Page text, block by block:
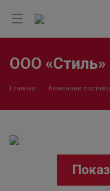
ООО «Стиль»
Главная Компании